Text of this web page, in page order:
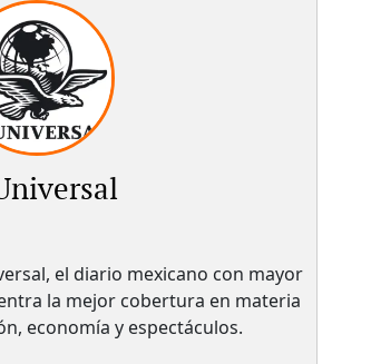
el diario mexicano con mayor
la mejor cobertura en materia
economía y espectáculos.